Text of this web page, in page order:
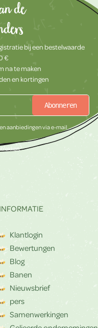
de
bij een bestelwaarde
€
na te maken
en kortingen
Abonneren
aanbiedingen via e-mail
INFORMATIE
Klantlogin
Bewertungen
Blog
Banen
Nieuwsbrief
pers
Samenwerkingen